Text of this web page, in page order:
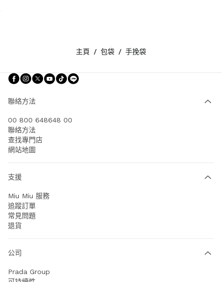
主頁 / 包袋 / 手挽袋
追蹤我們 facebook
追蹤我們 instagram
追蹤我們 twitter
追蹤我們 youtube
追蹤我們 tiktok
聯絡方法
00 800 648648 00
聯絡方法
查找專門店
網站地圖
支援
Miu Miu 服務
追蹤訂單
常見問題
退貨
公司
Prada Group